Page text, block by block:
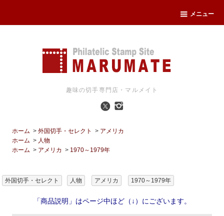
メニュー
趣味の切手専門店・マルメイト
ホーム >外国切手・セレクト > アメリカ
ホーム > 人物
ホーム > アメリカ > 1970～1979年
外国切手・セレクト 人物 アメリカ 1970～1979年
「商品説明」はページ中ほど（↓）にございます。